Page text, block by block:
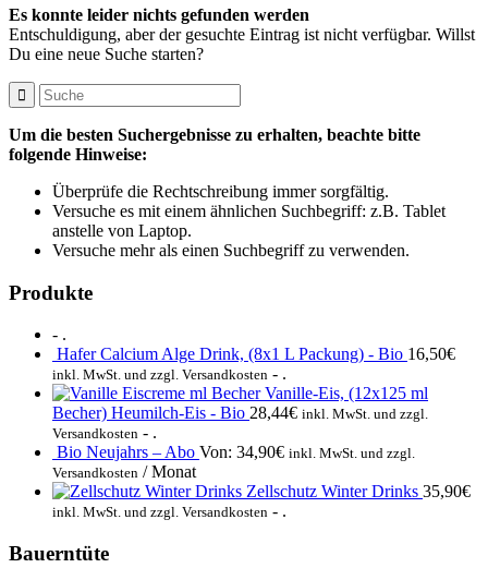
Es konnte leider nichts gefunden werden
Entschuldigung, aber der gesuchte Eintrag ist nicht verfügbar. Willst
Du eine neue Suche starten?
Um die besten Suchergebnisse zu erhalten, beachte bitte
folgende Hinweise:
Überprüfe die Rechtschreibung immer sorgfältig.
Versuche es mit einem ähnlichen Suchbegriff: z.B. Tablet
anstelle von Laptop.
Versuche mehr als einen Suchbegriff zu verwenden.
Produkte
- .
Hafer Calcium Alge Drink, (8x1 L Packung) - Bio 16,50€
inkl. MwSt. und zzgl. Versandkosten - .
Vanille-Eis, (12x125 ml
Becher) Heumilch-Eis - Bio 28,44€ inkl. MwSt. und zzgl.
Versandkosten - .
Bio Neujahrs – Abo Von: 34,90€ inkl. MwSt. und zzgl.
Versandkosten / Monat
Zellschutz Winter Drinks 35,90€
inkl. MwSt. und zzgl. Versandkosten - .
Bauerntüte